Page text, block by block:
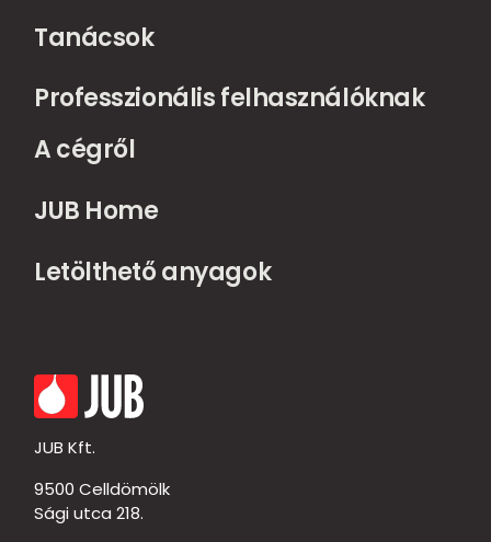
Tanácsok
Professzionális felhasználóknak
A cégről
JUB Home
Letölthető anyagok
JUB Kft.
9500 Celldömölk
Sági utca 218.